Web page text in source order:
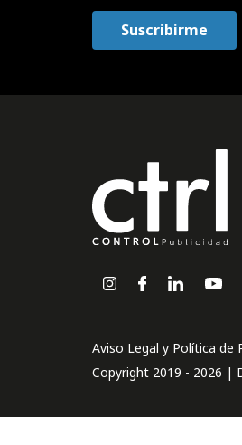
Aviso Legal y Política de
Copyright 2019 - 2026 |